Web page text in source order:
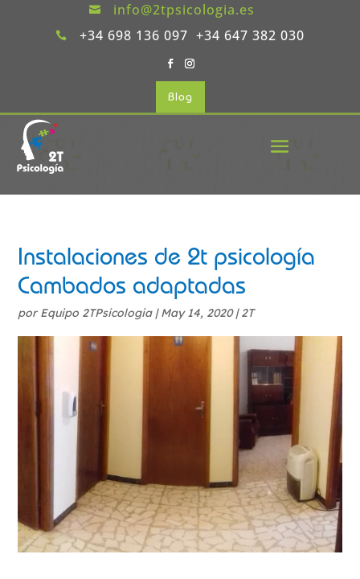
 info@2tpsicologia.es
 +34 698 136 097 +34 647 382 030
Blog
Instalaciones de 2t psicología
Cambados adaptadas
por Equipo 2TPsicologia|May 14, 2020|2T